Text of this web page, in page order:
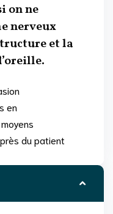
on ne
nerveux
et la
en
du patient